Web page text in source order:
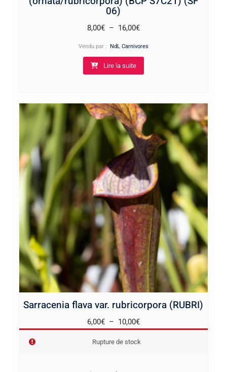
06)
8,00€ – 16,00€Plage
Vendu par : NdL Carnivores
Lire la suite
Sarracenia flava var. rubricorpora (RUBRI)
6,00€ – 10,00€Plage
Rupture de stock